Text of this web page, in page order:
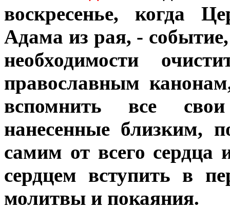
воскресенье, когда
Адама из рая, -
необходимости
православным
вспомнить все
нанесенные близким,
самим от всего
сердцем вступить в
молитвы и покаяния.